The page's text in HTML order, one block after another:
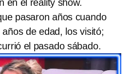
en el reality show.
pasaron años cuando
de edad, los visitó;
el pasado sábado.